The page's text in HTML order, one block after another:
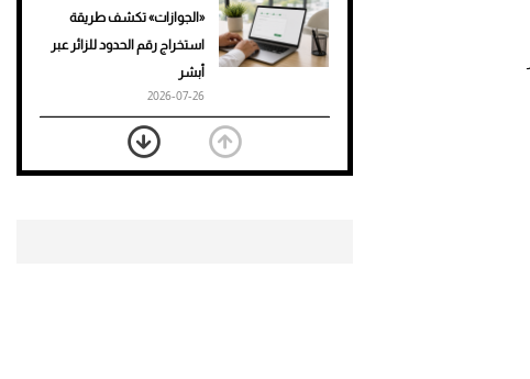
«الجوازات» تكشف طريقة
استخراج رقم الحدود للزائر عبر
أبشر
2026-07-26
بعد 7 أشهر من تعرضه لحادث
مروع.. جوشوا يفوز على برينغا